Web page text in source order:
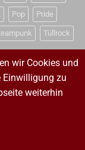
Pop Pride
Tüllrock
wir Cookies und
Einwilligung zu
weiterhin